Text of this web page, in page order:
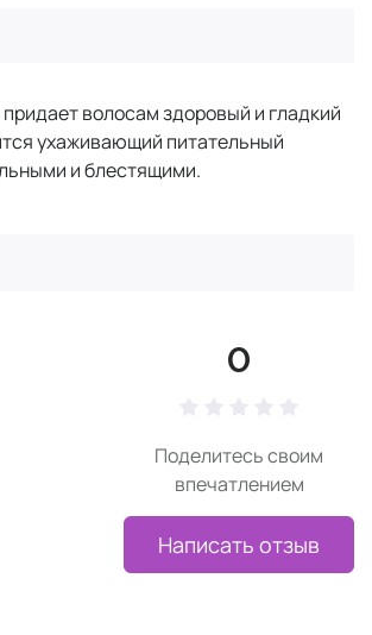
волосам здоровый и гладкий
ухаживающий питательный
и блестящими.
0
Поделитесь своим
впечатлением
Написать отзыв